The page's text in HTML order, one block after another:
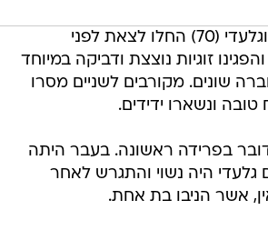
כזכור, מזור (63) וגלעדי (70) החלו לצאת לפני
זוגיות נוצצת ודביקה במיוחד
שונים. מקורבים לשניים מסרו
ונשארו ידידים.
בפרידה ראשונה. בעבר היתה
גלעדי היה נשוי והתגרש לאחר
אשר הניבו בת אחת.